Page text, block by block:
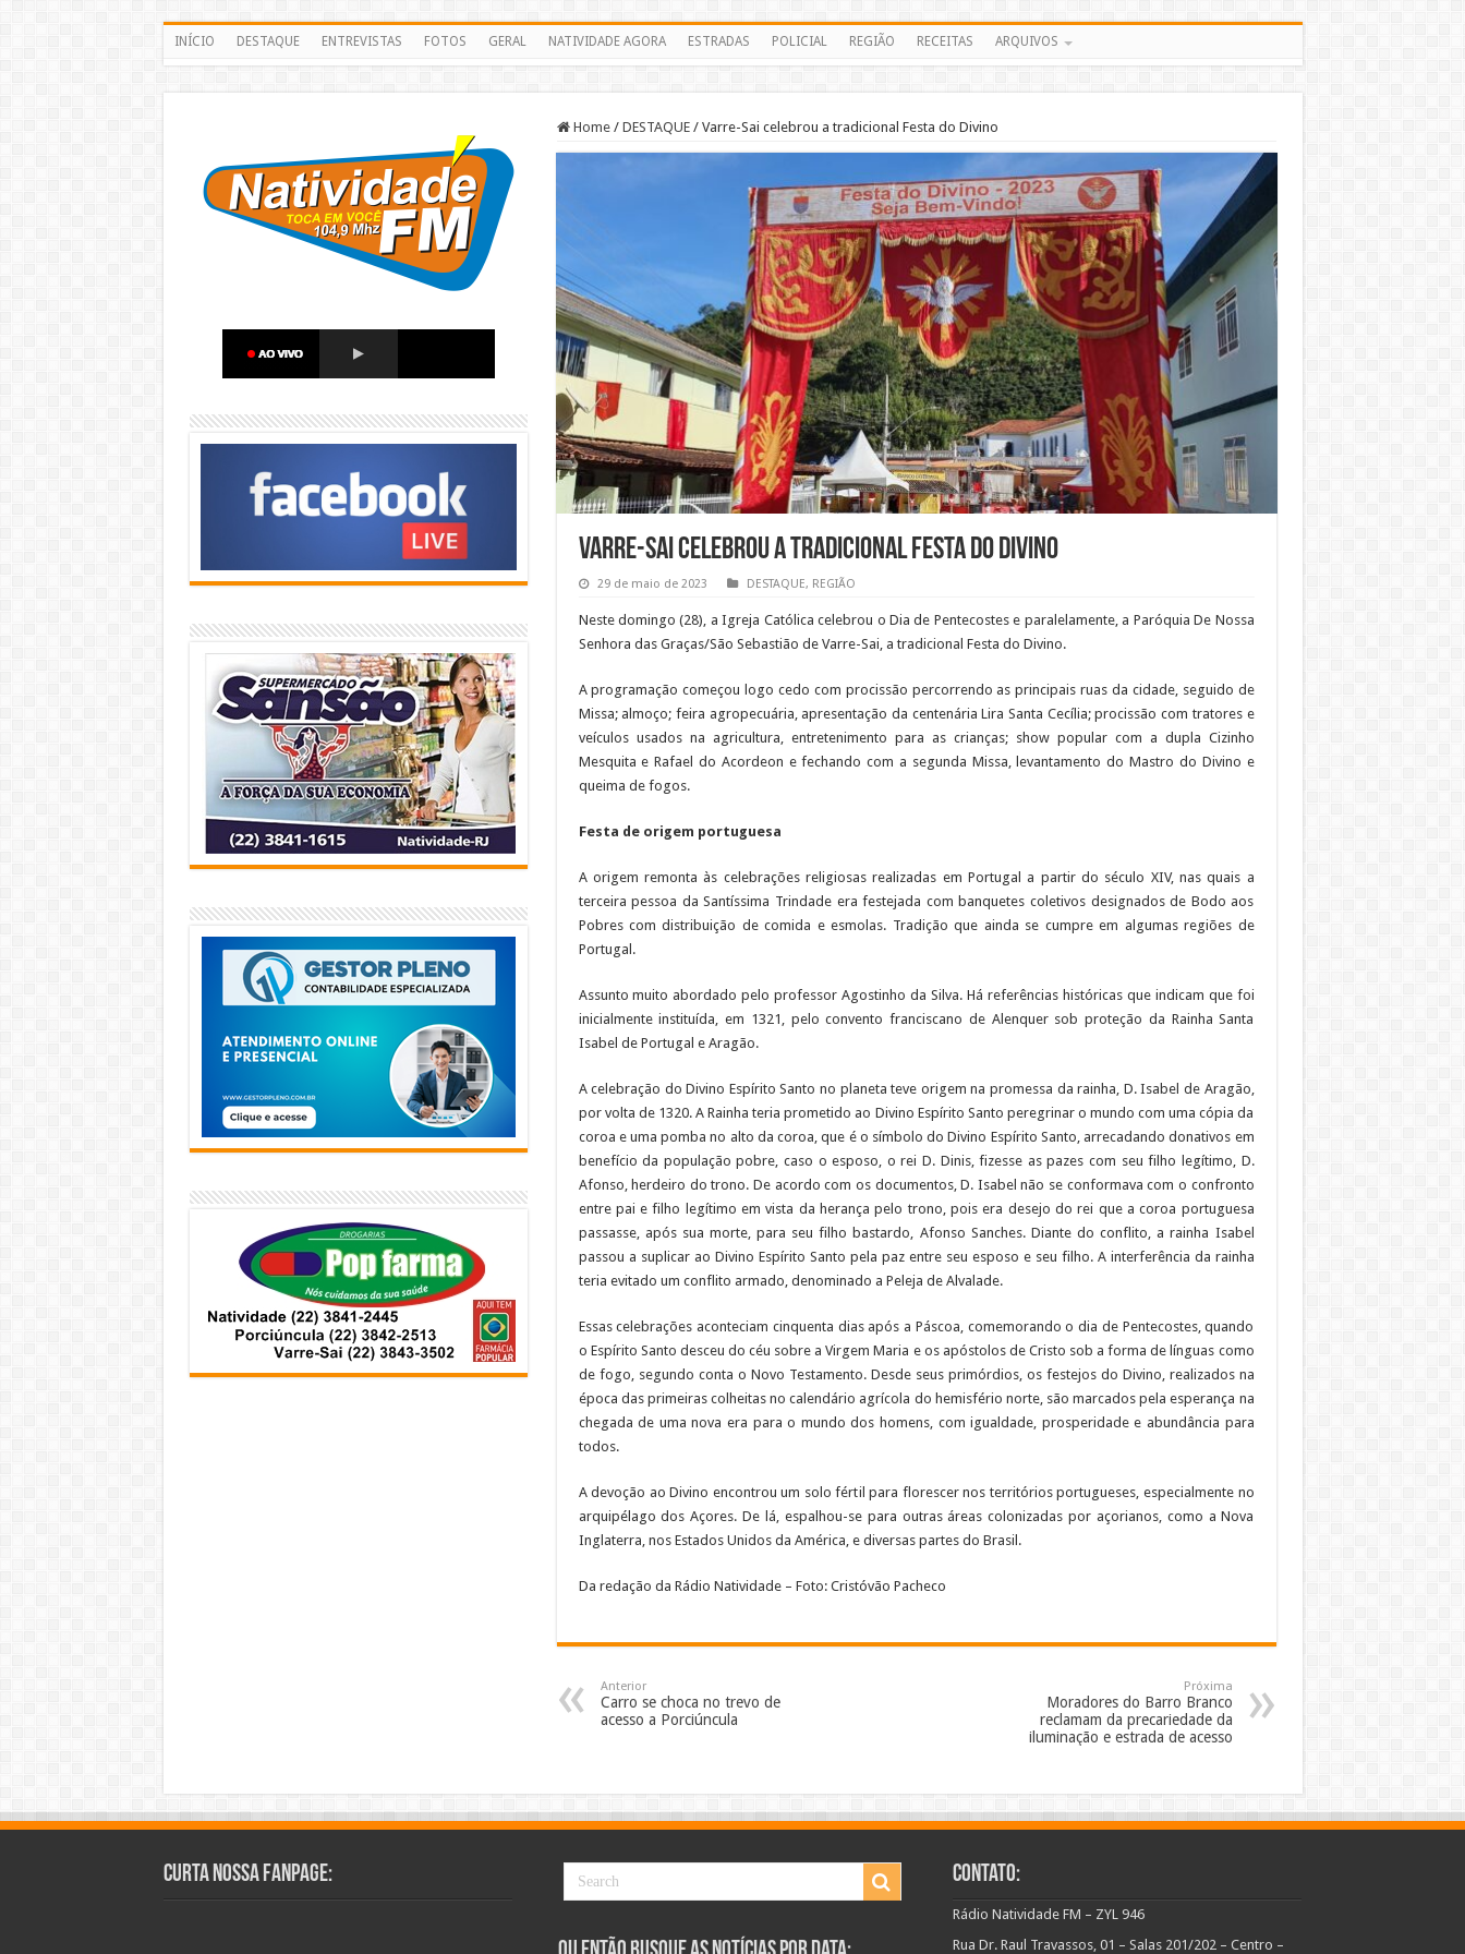
INÍCIO DESTAQUE ENTREVISTAS FOTOS GERAL NATIVIDADE AGORA ESTRADAS POLICIAL REGIÃO RECEITAS ARQUIVOS
Home / DESTAQUE / Varre-Sai celebrou a tradicional Festa do Divino
Varre-Sai celebrou a tradicional Festa do Divino
29 de maio de 2023 DESTAQUE, REGIÃO
Neste domingo (28), a Igreja Católica celebrou o Dia de Pentecostes e paralelamente, a Paróquia De Nossa
Senhora das Graças/São Sebastião de Varre-Sai, a tradicional Festa do Divino.
A programação começou logo cedo com procissão percorrendo as principais ruas da cidade, seguido de
Missa; almoço; feira agropecuária, apresentação da centenária Lira Santa Cecília; procissão com tratores e
veículos usados na agricultura, entretenimento para as crianças; show popular com a dupla Cizinho
Mesquita e Rafael do Acordeon e fechando com a segunda Missa, levantamento do Mastro do Divino e
queima de fogos.
Festa de origem portuguesa
A origem remonta às celebrações religiosas realizadas em Portugal a partir do século XIV, nas quais a
terceira pessoa da Santíssima Trindade era festejada com banquetes coletivos designados de Bodo aos
Pobres com distribuição de comida e esmolas. Tradição que ainda se cumpre em algumas regiões de
Portugal.
Assunto muito abordado pelo professor Agostinho da Silva. Há referências históricas que indicam que foi
inicialmente instituída, em 1321, pelo convento franciscano de Alenquer sob proteção da Rainha Santa
Isabel de Portugal e Aragão.
A celebração do Divino Espírito Santo no planeta teve origem na promessa da rainha, D. Isabel de Aragão,
por volta de 1320. A Rainha teria prometido ao Divino Espírito Santo peregrinar o mundo com uma cópia da
coroa e uma pomba no alto da coroa, que é o símbolo do Divino Espírito Santo, arrecadando donativos em
benefício da população pobre, caso o esposo, o rei D. Dinis, fizesse as pazes com seu filho legítimo, D.
Afonso, herdeiro do trono. De acordo com os documentos, D. Isabel não se conformava com o confronto
entre pai e filho legítimo em vista da herança pelo trono, pois era desejo do rei que a coroa portuguesa
passasse, após sua morte, para seu filho bastardo, Afonso Sanches. Diante do conflito, a rainha Isabel
passou a suplicar ao Divino Espírito Santo pela paz entre seu esposo e seu filho. A interferência da rainha
teria evitado um conflito armado, denominado a Peleja de Alvalade.
Essas celebrações aconteciam cinquenta dias após a Páscoa, comemorando o dia de Pentecostes, quando
o Espírito Santo desceu do céu sobre a Virgem Maria e os apóstolos de Cristo sob a forma de línguas como
de fogo, segundo conta o Novo Testamento. Desde seus primórdios, os festejos do Divino, realizados na
época das primeiras colheitas no calendário agrícola do hemisfério norte, são marcados pela esperança na
chegada de uma nova era para o mundo dos homens, com igualdade, prosperidade e abundância para
todos.
A devoção ao Divino encontrou um solo fértil para florescer nos territórios portugueses, especialmente no
arquipélago dos Açores. De lá, espalhou-se para outras áreas colonizadas por açorianos, como a Nova
Inglaterra, nos Estados Unidos da América, e diversas partes do Brasil.
Da redação da Rádio Natividade – Foto: Cristóvão Pacheco
Anterior
Carro se choca no trevo de
acesso a Porciúncula
Próxima
Moradores do Barro Branco
reclamam da precariedade da
iluminação e estrada de acesso
Curta Nossa Fanpage: Contato:
Rádio Natividade FM – ZYL 946
Rua Dr. Raul Travassos, 01 – Salas 201/202 – Centro –